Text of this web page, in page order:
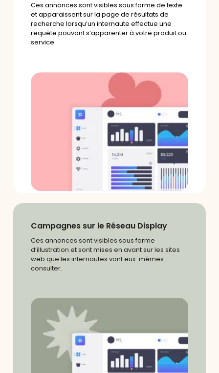
Ces annonces sont visibles sous forme de texte
et apparaissent sur la page de résultats de
recherche lorsqu’un internaute effectue une
requête pouvant s’apparenter à votre produit ou
service.
Campagnes sur le Réseau Display
Ces annonces sont visibles sous forme
d’illustration et sont mises en avant sur les sites
web que les internautes vont eux-mêmes
consulter.